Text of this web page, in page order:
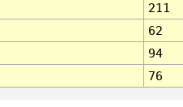
211
62
94
76